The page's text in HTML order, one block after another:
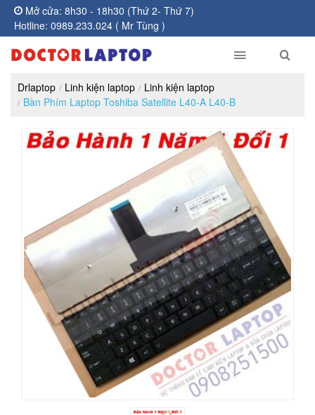
Mở cửa: 8h30 - 18h30 (Thứ 2- Thứ 7)
Hotline: 0989.233.024 ( Mr Tùng )
Drlaptop Linh kiện laptop
Linh kiện laptop
Bàn Phím Laptop Toshiba Satellite L40-A L40-B